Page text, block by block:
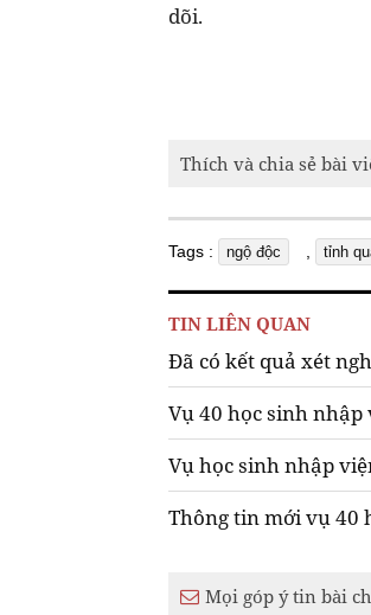
dõi.
Thích và chia sẻ bài
Tags : ngộ độc tỉnh
TIN LIÊN QUAN
Đã có kết quả xét
Vụ 40 học sinh nhập
Vụ học sinh nhập
Thông tin mới vụ 40
Mọi góp ý tin bài